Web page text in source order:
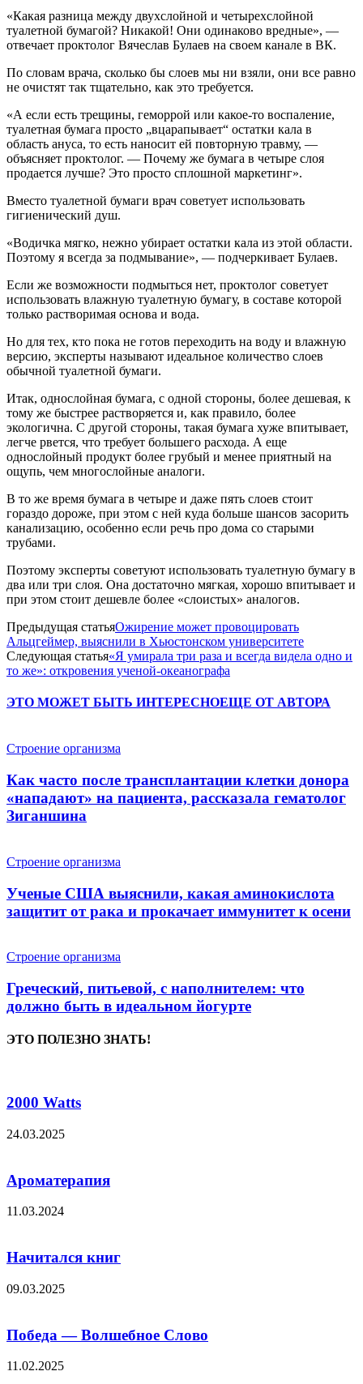
«Какая разница между двухслойной и четырехслойной
туалетной бумагой? Никакой! Они одинаково вредные», —
отвечает проктолог Вячеслав Булаев на своем канале в ВК.
По словам врача, сколько бы слоев мы ни взяли, они все равно
не очистят так тщательно, как это требуется.
«А если есть трещины, геморрой или какое-то воспаление,
туалетная бумага просто „вцарапывает“ остатки кала в
область ануса, то есть наносит ей повторную травму, —
объясняет проктолог. — Почему же бумага в четыре слоя
продается лучше? Это просто сплошной маркетинг».
Вместо туалетной бумаги врач советует использовать
гигиенический душ.
«Водичка мягко, нежно убирает остатки кала из этой области.
Поэтому я всегда за подмывание», — подчеркивает Булаев.
Если же возможности подмыться нет, проктолог советует
использовать влажную туалетную бумагу, в составе которой
только растворимая основа и вода.
Но для тех, кто пока не готов переходить на воду и влажную
версию, эксперты называют идеальное количество слоев
обычной туалетной бумаги.
Итак, однослойная бумага, с одной стороны, более дешевая, к
тому же быстрее растворяется и, как правило, более
экологична. С другой стороны, такая бумага хуже впитывает,
легче рвется, что требует большего расхода. А еще
однослойный продукт более грубый и менее приятный на
ощупь, чем многослойные аналоги.
В то же время бумага в четыре и даже пять слоев стоит
гораздо дороже, при этом с ней куда больше шансов засорить
канализацию, особенно если речь про дома со старыми
трубами.
Поэтому эксперты советуют использовать туалетную бумагу в
два или три слоя. Она достаточно мягкая, хорошо впитывает и
при этом стоит дешевле более «слоистых» аналогов.
Предыдущая статьяОжирение может провоцировать
Альцгеймер, выяснили в Хьюстонском университете
Следующая статья«Я умирала три раза и всегда видела одно и
то же»: откровения ученой-океанографа
ЭТО МОЖЕТ БЫТЬ ИНТЕРЕСНОЕЩЕ ОТ АВТОРА
Строение организма
Как часто после трансплантации клетки донора
«нападают» на пациента, рассказала гематолог
Зиганшина
Строение организма
Ученые США выяснили, какая аминокислота
защитит от рака и прокачает иммунитет к осени
Строение организма
Греческий, питьевой, с наполнителем: что
должно быть в идеальном йогурте
ЭТО ПОЛЕЗНО ЗНАТЬ!
2000 Watts
24.03.2025
Ароматерапия
11.03.2024
Начитался книг
09.03.2025
Победа — Волшебное Слово
11.02.2025